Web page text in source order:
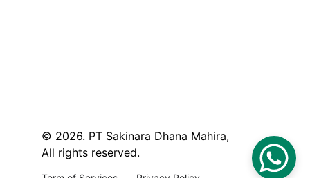
© 2026. PT Sakinara Dhana Mahira,
All rights reserved.